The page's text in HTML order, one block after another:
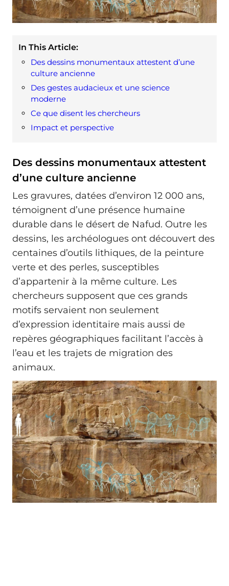
In This Article:
Des dessins monumentaux attestent d’une
culture ancienne
Des gestes audacieux et une science
moderne
Ce que disent les chercheurs
Impact et perspective
Des dessins monumentaux attestent
d’une culture ancienne
Les gravures, datées d’environ 12 000 ans,
témoignent d’une présence humaine
durable dans le désert de Nafud. Outre les
dessins, les archéologues ont découvert des
centaines d’outils lithiques, de la peinture
verte et des perles, susceptibles
d’appartenir à la même culture. Les
chercheurs supposent que ces grands
motifs servaient non seulement
d’expression identitaire mais aussi de
repères géographiques facilitant l’accès à
l’eau et les trajets de migration des
animaux.